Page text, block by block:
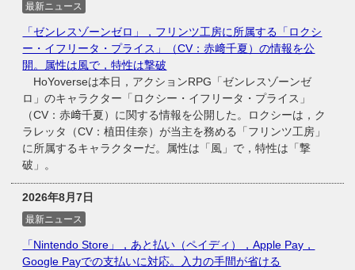
最新ニュース
「ゼンレスゾーンゼロ」，フリンツ工房に所属する「ロクシ
ー・イフリータ・プライス」（CV：赤﨑千夏）の情報を公
開。属性は風で，特性は撃破
HoYoverseは本日，アクションRPG「ゼンレスゾーンゼ
ロ」のキャラクター「ロクシー・イフリータ・プライス」
（CV：赤﨑千夏）に関する情報を公開した。ロクシーは，ク
ラレッタ（CV：植田佳奈）が当主を務める「フリンツ工房」
に所属するキャラクターだ。属性は「風」で，特性は「撃
破」。
2026年8月7日
最新ニュース
「Nintendo Store」，あと払い（ペイディ），Apple Pay，
Google Payでの支払いに対応。入力の手間が省ける